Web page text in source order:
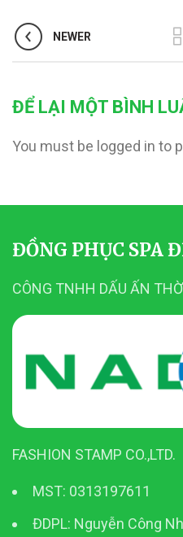
NEWER
ĐỂ LẠI MỘT BÌNH
You must be logged in to
ĐỒNG PHỤC SPA
CÔNG TNHH DẤU ẤN
FASHION STAMP CO.,LTD.
MST: 0313197611
ĐDPL: Nguyễn Công